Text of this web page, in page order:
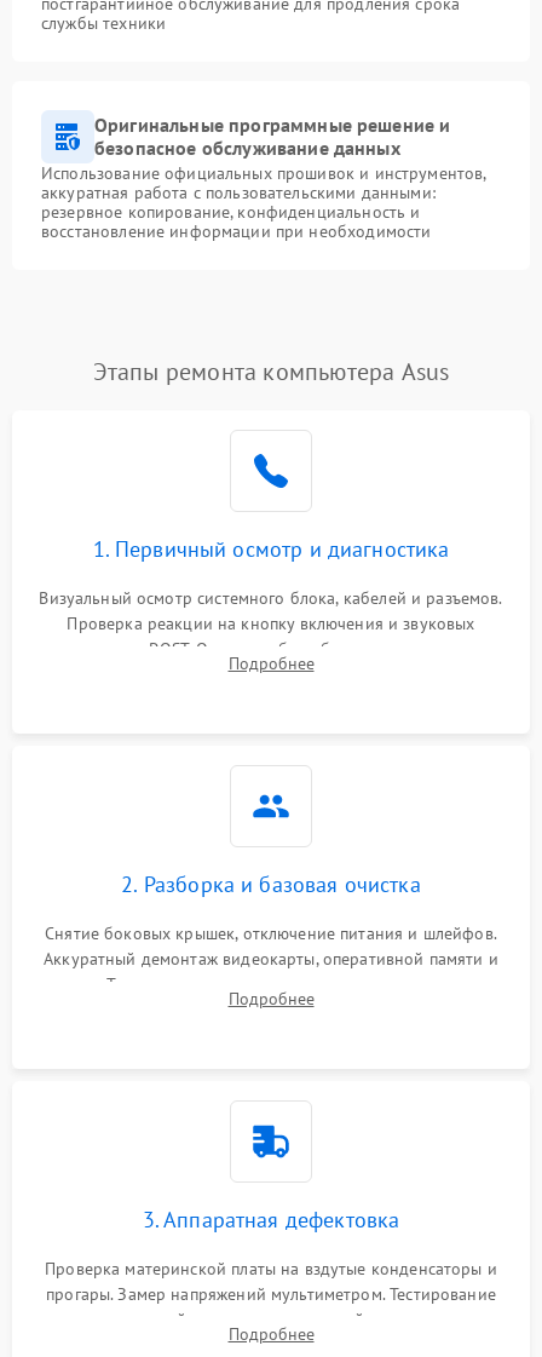
службы техники
Оригинальные программные решение и
безопасное обслуживание данных
Использование официальных прошивок и инструментов,
аккуратная работа с пользовательскими данными:
резервное копирование, конфиденциальность и
восстановление информации при необходимости
Этапы ремонта компьютера Asus
1. Первичный осмотр и диагностика
Визуальный осмотр системного блока, кабелей и разъемов.
Проверка реакции на кнопку включения и звуковых
сигналов POST. Оценка работы блока питания для
локализации базовых неисправностей без полного разбора.
Подробнее
2. Разборка и базовая очистка
Снятие боковых крышек, отключение питания и шлейфов.
Аккуратный демонтаж видеокарты, оперативной памяти и
кулеров. Тщательная очистка корпуса и радиаторов от пыли
с помощью сжатого воздуха для предотвращения
Подробнее
3. Аппаратная дефектовка
Проверка материнской платы на вздутые конденсаторы и
прогары. Замер напряжений мультиметром. Тестирование
оперативной памяти и накопителей с помощью
диагностического ПО для выявления сбойных секторов и
Подробнее